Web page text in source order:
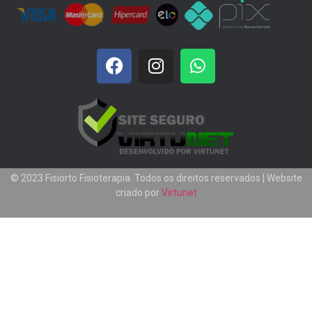
© 2023 Fisiorto Fisioterapia. Todos os direitos reservados | Website
criado porVirtunet